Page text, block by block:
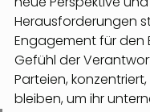
Herausforderungen
Engagement für den
Gefühl der
Parteien,
bleiben, um ihr